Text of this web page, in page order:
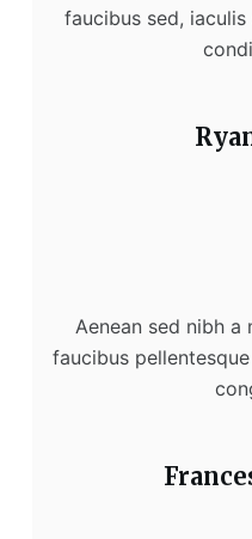
faucibus sed,
Aenean sed nibh
faucibus